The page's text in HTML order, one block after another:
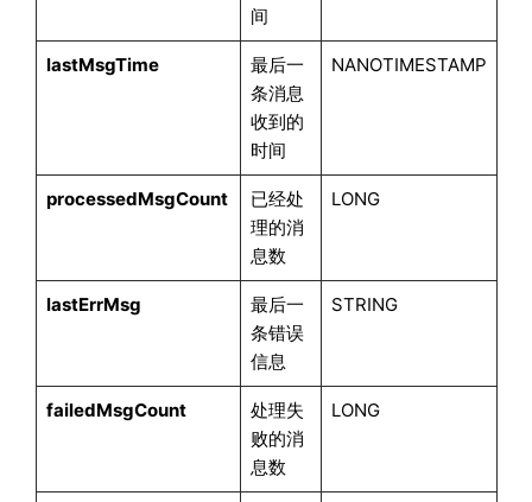
间
lastMsgTime
最后一
条消息
收到的
时间
NANOTIMESTAMP
processedMsgCount
已经处
理的消
息数
LONG
lastErrMsg
最后一
条错误
信息
STRING
failedMsgCount
处理失
败的消
息数
LONG